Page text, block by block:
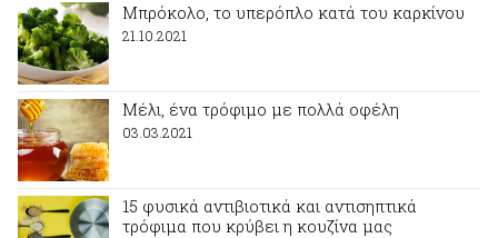
Μπρόκολο, το υπερόπλο κατά του καρκίνου
21.10.2021
Μέλι, ένα τρόφιμο με πολλά οφέλη
03.03.2021
15 φυσικά αντιβιοτικά και αντισηπτικά
τρόφιμα που κρύβει η κουζίνα μας